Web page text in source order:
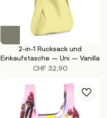
2-in-1 Rucksack und
Einkaufstasche – Uni – Vanilla
CHF32.90